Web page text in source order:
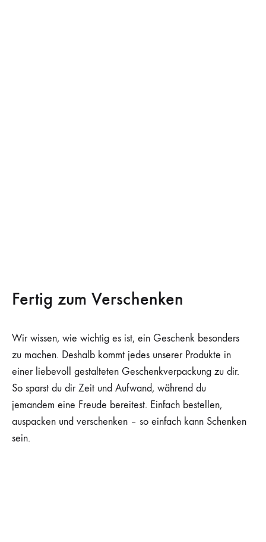
Fertig zum Verschenken
Wir wissen, wie wichtig es ist, ein Geschenk besonders
zu machen. Deshalb kommt jedes unserer Produkte in
einer liebevoll gestalteten Geschenkverpackung zu dir.
So sparst du dir Zeit und Aufwand, während du
jemandem eine Freude bereitest. Einfach bestellen,
auspacken und verschenken – so einfach kann Schenken
sein.